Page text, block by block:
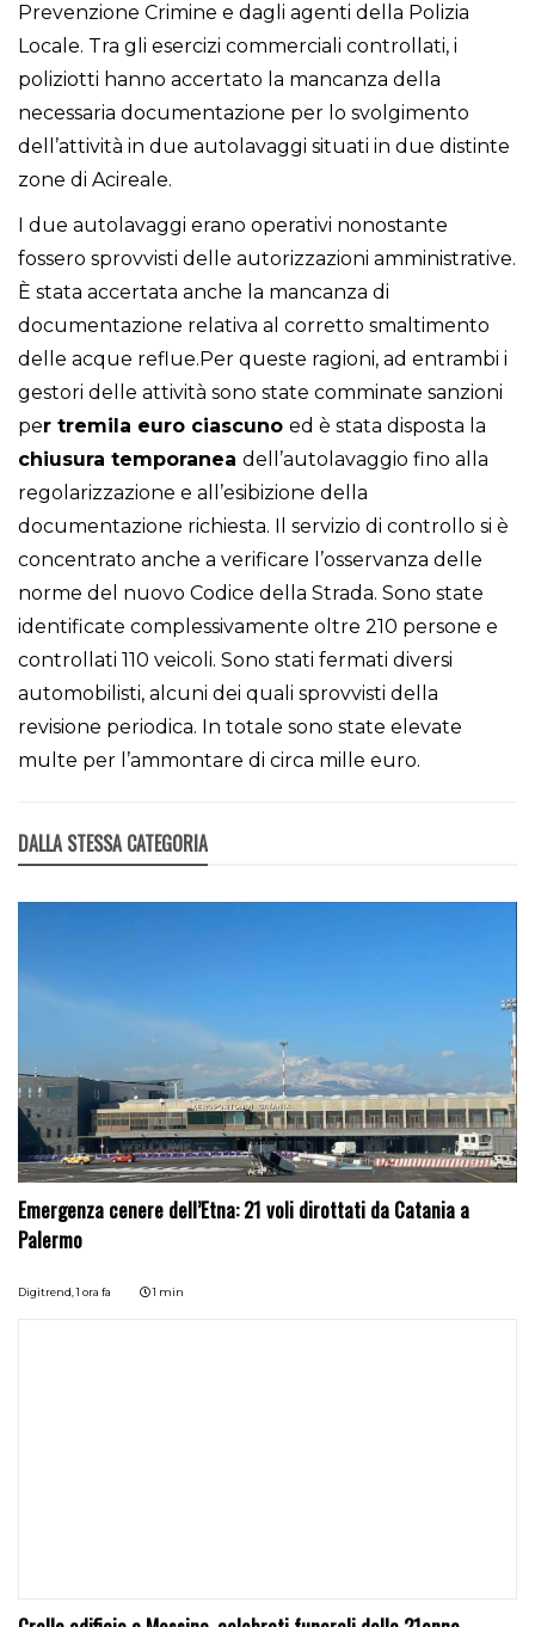
Prevenzione Crimine e dagli agenti della Polizia
Locale. Tra gli esercizi commerciali controllati, i
poliziotti hanno accertato la mancanza della
necessaria documentazione per lo svolgimento
dell’attività in due autolavaggi situati in due distinte
zone di Acireale.
I due autolavaggi erano operativi nonostante
fossero sprovvisti delle autorizzazioni amministrative.
È stata accertata anche la mancanza di
documentazione relativa al corretto smaltimento
delle acque reflue.Per queste ragioni, ad entrambi i
gestori delle attività sono state comminate sanzioni
per tremila euro ciascuno ed è stata disposta la
chiusura temporanea dell’autolavaggio fino alla
regolarizzazione e all’esibizione della
documentazione richiesta. Il servizio di controllo si è
concentrato anche a verificare l’osservanza delle
norme del nuovo Codice della Strada. Sono state
identificate complessivamente oltre 210 persone e
controllati 110 veicoli. Sono stati fermati diversi
automobilisti, alcuni dei quali sprovvisti della
revisione periodica. In totale sono state elevate
multe per l’ammontare di circa mille euro.
DALLA STESSA CATEGORIA
Emergenza cenere dell’Etna: 21 voli dirottati da Catania a
Palermo
Digitrend,1 ora fa 1 min